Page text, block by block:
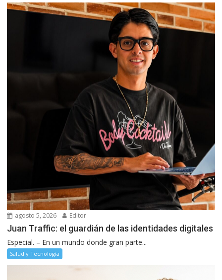
agosto 5, 2026 Editor
Juan Traffic: el guardián de las identidades digitales
Especial. – En un mundo donde gran parte...
Salud y Tecnología